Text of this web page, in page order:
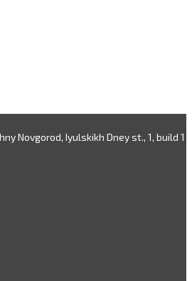
Novgorod, Iyulskikh Dney st., 1, build 1